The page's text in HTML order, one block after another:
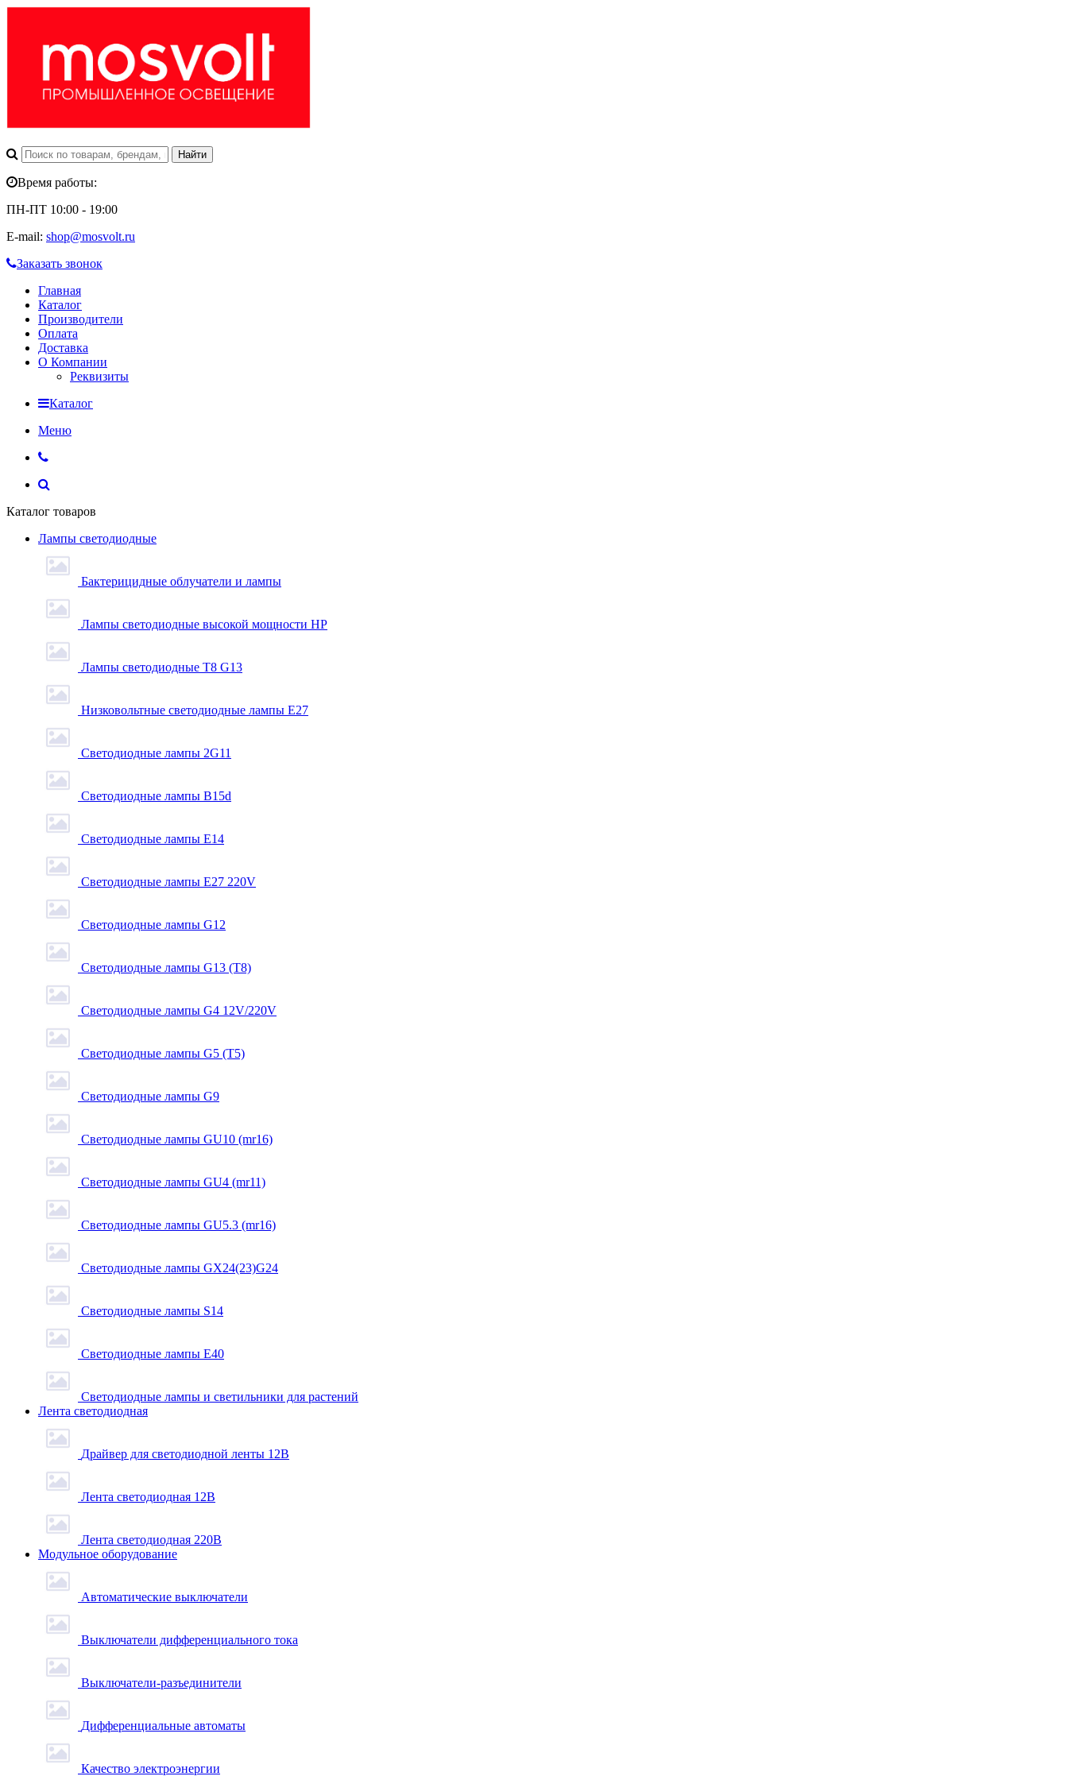
Время работы:
ПН-ПТ 10:00 - 19:00
E-mail: shop@mosvolt.ru
Заказать звонок
Главная
Каталог
Производители
Оплата
Доставка
О Компании
Реквизиты
Каталог
Меню
Каталог товаров
Лампы светодиодные
Бактерицидные облучатели и лампы
Лампы светодиодные высокой мощности HP
Лампы светодиодные Т8 G13
Низковольтные светодиодные лампы E27
Светодиодные лампы 2G11
Светодиодные лампы B15d
Светодиодные лампы E14
Светодиодные лампы E27 220V
Светодиодные лампы G12
Светодиодные лампы G13 (T8)
Светодиодные лампы G4 12V/220V
Светодиодные лампы G5 (T5)
Светодиодные лампы G9
Светодиодные лампы GU10 (mr16)
Светодиодные лампы GU4 (mr11)
Светодиодные лампы GU5.3 (mr16)
Светодиодные лампы GX24(23)G24
Светодиодные лампы S14
Светодиодные лампы Е40
Светодиодные лампы и светильники для растений
Лента светодиодная
Драйвер для светодиодной ленты 12В
Лента светодиодная 12В
Лента светодиодная 220В
Модульное оборудование
Автоматические выключатели
Выключатели дифференциального тока
Выключатели-разъединители
Дифференциальные автоматы
Качество электроэнергии